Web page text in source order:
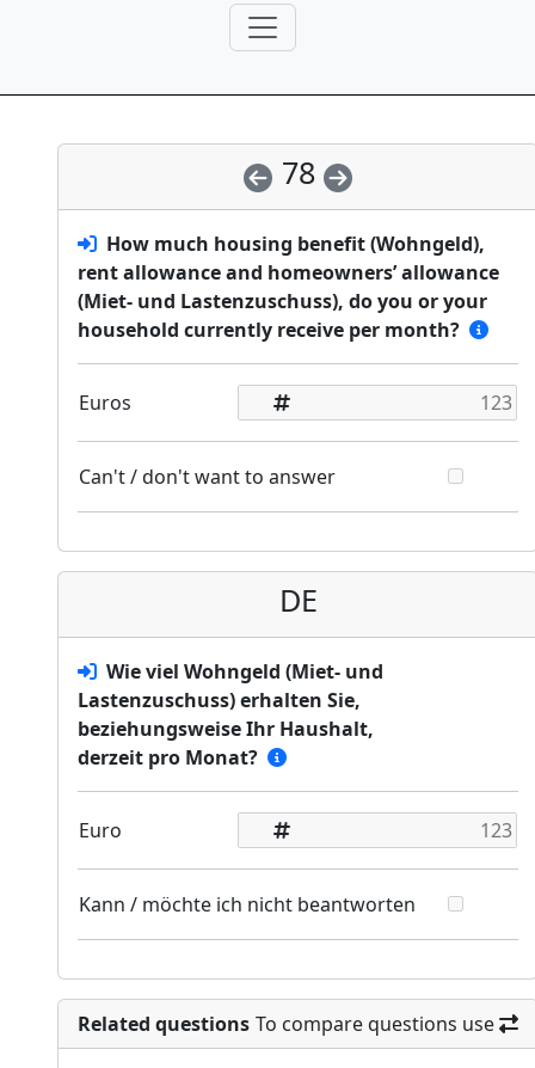
78
How much housing benefit (Wohngeld),
rent allowance and homeowners’ allowance
(Miet- und Lastenzuschuss), do you or your
household currently receive per month?
Euros
Can't / don't want to answer
DE
Wie viel Wohngeld (Miet- und
Lastenzuschuss) erhalten Sie,
beziehungsweise Ihr Haushalt,
derzeit pro Monat?
Euro
Kann / möchte ich nicht beantworten
Related questions To compare questions use